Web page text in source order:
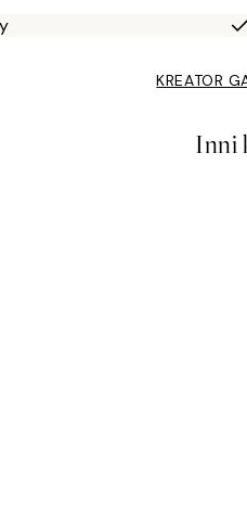
KREATOR
Inni